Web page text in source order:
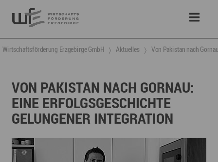
Wirtschaftsförderung Erzgebirge GmbH Aktuelles Von Pakistan nach
VON PAKISTAN NACH GORNAU:
EINE ERFOLGSGESCHICHTE
GELUNGENER INTEGRATION